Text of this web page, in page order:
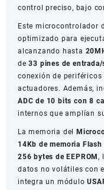
control preciso, bajo
Este microcontrolador
optimizado para
alcanzando hasta
de33 pines de entrada/
conexión de
actuadores. Además,
ADC de 10 bits con 8
internos que amplían
La memoria del
14Kb de memoria
256 bytes de EEPROM ,
datos no volátiles con
integra un módulo